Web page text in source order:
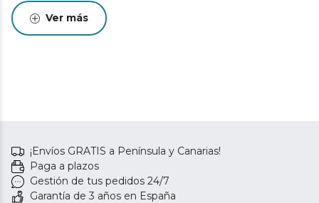
Ver más
¡Envíos GRATIS a Península y Canarias!
Paga a plazos
Gestión de tus pedidos 24/7
Garantía de 3 años en España